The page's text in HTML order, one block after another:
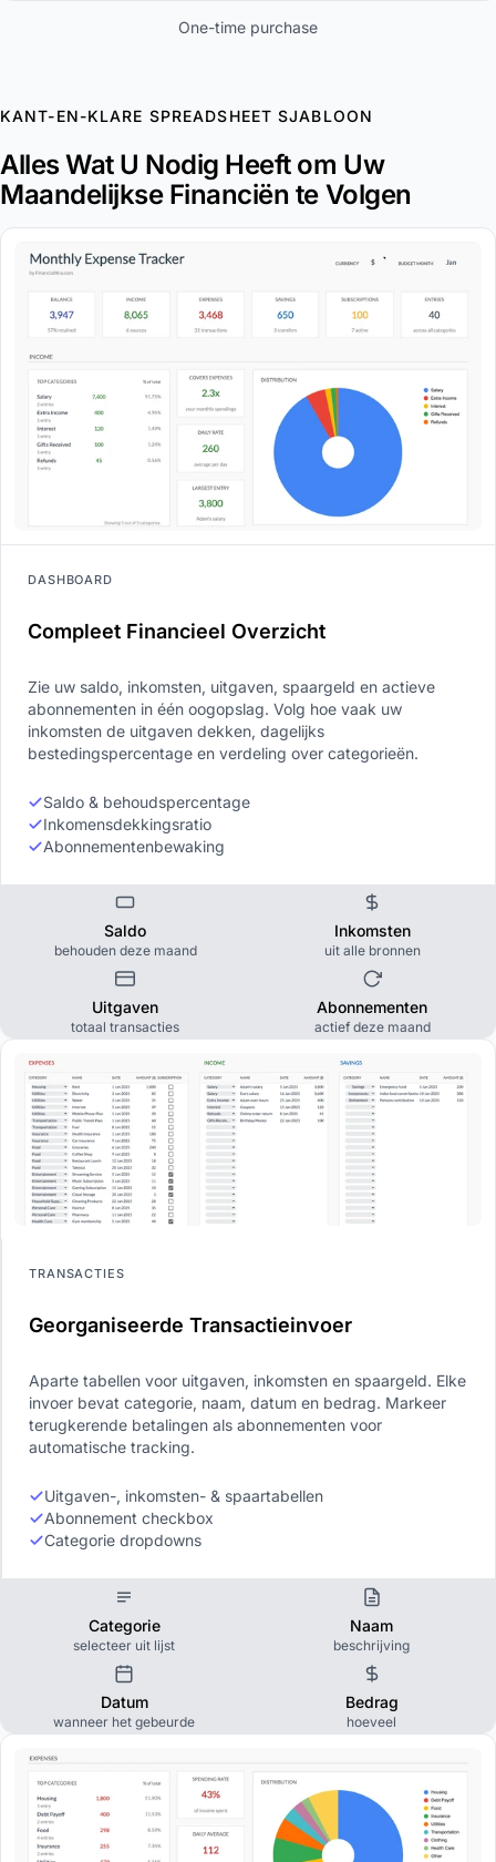
One-time purchase
KANT-EN-KLARE SPREADSHEET SJABLOON
Alles Wat U Nodig Heeft om Uw
Maandelijkse Financiën te Volgen
DASHBOARD
Compleet Financieel Overzicht
Zie uw saldo, inkomsten, uitgaven, spaargeld en actieve
abonnementen in één oogopslag. Volg hoe vaak uw
inkomsten de uitgaven dekken, dagelijks
bestedingspercentage en verdeling over categorieën.
Saldo & behoudspercentage
Inkomensdekkingsratio
Abonnementenbewaking
Saldo
behouden deze maand
Inkomsten
uit alle bronnen
Uitgaven
totaal transacties
Abonnementen
actief deze maand
TRANSACTIES
Georganiseerde Transactieinvoer
Aparte tabellen voor uitgaven, inkomsten en spaargeld. Elke
invoer bevat categorie, naam, datum en bedrag. Markeer
terugkerende betalingen als abonnementen voor
automatische tracking.
Uitgaven-, inkomsten- & spaartabellen
Abonnement checkbox
Categorie dropdowns
Categorie
selecteer uit lijst
Naam
beschrijving
Datum
wanneer het gebeurde
Bedrag
hoeveel